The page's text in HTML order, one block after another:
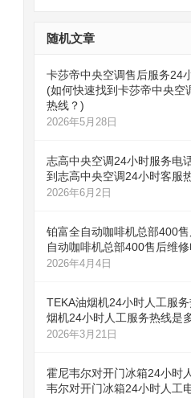
随机文章
卡莎帝中央空调售后服务24
(如何快速找到卡莎帝中央空
热线？)
2026年5月28日
志高中央空调24小时服务电
到志高中央空调24小时客服
2026年6月2日
铂富全自动咖啡机总部400
自动咖啡机总部400售后维
2026年4月4日
TEKA油烟机24小时人工服
烟机24小时人工服务热线是
2026年3月21日
霍尼韦尔对开门冰箱24小时
韦尔对开门冰箱24小时人工